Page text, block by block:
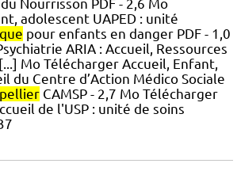
Nourrisson PDF - 2,6 Mo
adolescent UAPED : unité
pour enfants en danger PDF - 1,0
ARIA : Accueil, Ressources
Mo Télécharger Accueil, Enfant,
du Centre d’Action Médico Sociale
CAMSP - 2,7 Mo Télécharger
de l'USP : unité de soins